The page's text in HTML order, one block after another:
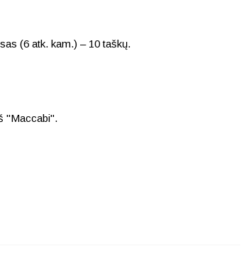
(6 atk. kam.) – 10 taškų.
"Maccabi".